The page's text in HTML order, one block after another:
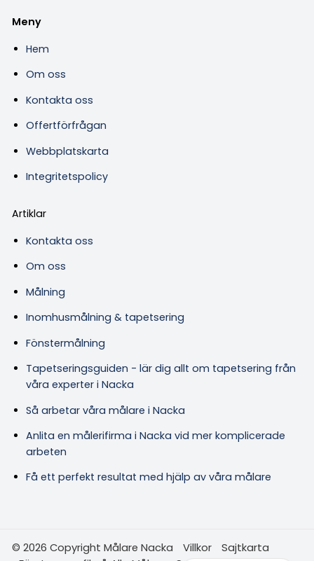
Meny
Hem
Om oss
Kontakta oss
Offertförfrågan
Webbplatskarta
Integritetspolicy
Artiklar
Kontakta oss
Om oss
Målning
Inomhusmålning & tapetsering
Fönstermålning
Tapetseringsguiden - lär dig allt om tapetsering från
våra experter i Nacka
Så arbetar våra målare i Nacka
Anlita en målerifirma i Nacka vid mer komplicerade
arbeten
Få ett perfekt resultat med hjälp av våra målare
© 2026 Copyright Målare Nacka Villkor
Sajtkarta